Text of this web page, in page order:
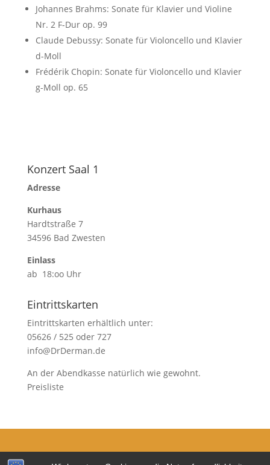
Johannes Brahms: Sonate für Klavier und Violine
Nr. 2 F-Dur op. 99
Claude Debussy: Sonate für Violoncello und Klavier
d-Moll
Frédérik Chopin: Sonate für Violoncello und Klavier
g-Moll op. 65
Konzert Saal 1
Adresse
Kurhaus
Hardtstraße 7
34596 Bad Zwesten
Einlass
ab 18:oo Uhr
Eintrittskarten
Eintrittskarten erhältlich unter:
05626 / 525 oder 727
info@DrDerman.de
An der Abendkasse natürlich wie gewohnt.
Preisliste